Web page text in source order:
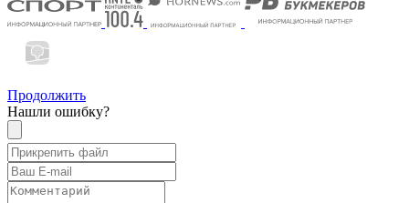
Продолжить
Нашли ошибку?